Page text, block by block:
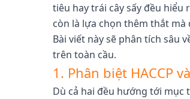
tiêu hay trái cây sấy đều hiểu
còn là lựa chọn thêm thắt
Bài viết này sẽ phân tích sâu
trên toàn cầu.
1. Phân biệt HACCP
Dù cả hai đều hướng tới